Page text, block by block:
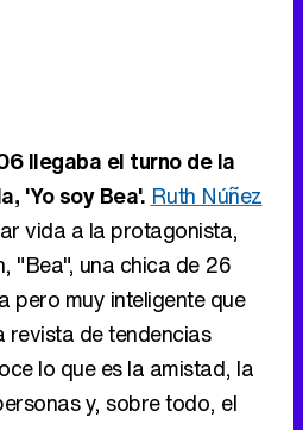
llegaba el turno de la
'Yo soy Bea'. Ruth Núñez
vida a la protagonista,
"Bea", una chica de 26
pero muy inteligente que
de tendencias
lo que es la amistad, la
y, sobre todo, el